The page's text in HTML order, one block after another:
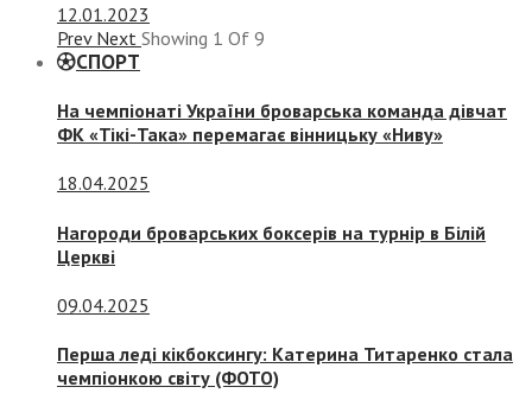
12.01.2023
Prev Next Showing 1 Of 9
СПОРТ
На чемпіонаті України броварська команда дівчат
ФК «Тікі-Така» перемагає вінницьку «Ниву»
18.04.2025
Нагороди броварських боксерів на турнір в Білій
Церкві
09.04.2025
Перша леді кікбоксингу: Катерина Титаренко стала
чемпіонкою світу (ФОТО)